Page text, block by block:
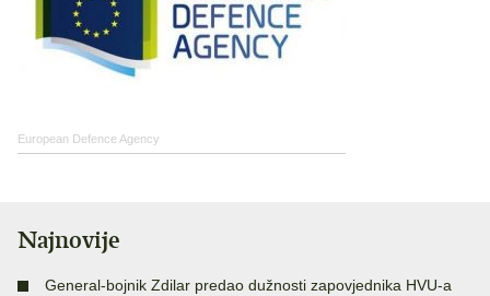
European Defence Agency
Najnovije
General-bojnik Zdilar predao dužnosti zapovjednika HVU-a